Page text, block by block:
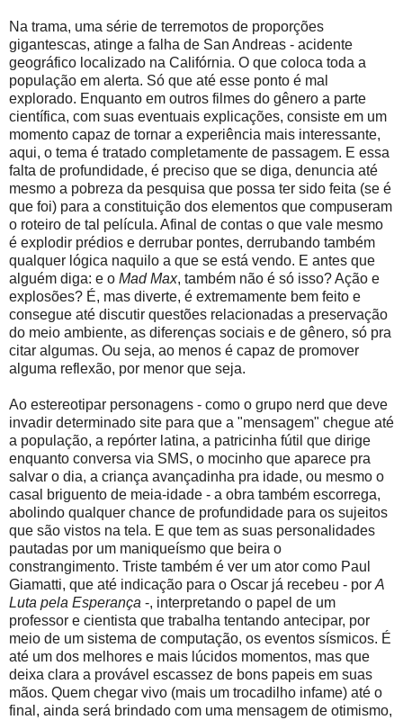
Na trama, uma série de terremotos de proporções
gigantescas, atinge a falha de San Andreas - acidente
geográfico localizado na Califórnia. O que coloca toda a
população em alerta. Só que até esse ponto é mal
explorado. Enquanto em outros filmes do gênero a parte
científica, com suas eventuais explicações, consiste em um
momento capaz de tornar a experiência mais interessante,
aqui, o tema é tratado completamente de passagem. E essa
falta de profundidade, é preciso que se diga, denuncia até
mesmo a pobreza da pesquisa que possa ter sido feita (se é
que foi) para a constituição dos elementos que compuseram
o roteiro de tal película. Afinal de contas o que vale mesmo
é explodir prédios e derrubar pontes, derrubando também
qualquer lógica naquilo a que se está vendo. E antes que
alguém diga: e o Mad Max, também não é só isso? Ação e
explosões? É, mas diverte, é extremamente bem feito e
consegue até discutir questões relacionadas a preservação
do meio ambiente, as diferenças sociais e de gênero, só pra
citar algumas. Ou seja, ao menos é capaz de promover
alguma reflexão, por menor que seja.
Ao estereotipar personagens - como o grupo nerd que deve
invadir determinado site para que a "mensagem" chegue até
a população, a repórter latina, a patricinha fútil que dirige
enquanto conversa via SMS, o mocinho que aparece pra
salvar o dia, a criança avançadinha pra idade, ou mesmo o
casal briguento de meia-idade - a obra também escorrega,
abolindo qualquer chance de profundidade para os sujeitos
que são vistos na tela. E que tem as suas personalidades
pautadas por um maniqueísmo que beira o
constrangimento. Triste também é ver um ator como Paul
Giamatti, que até indicação para o Oscar já recebeu - por A
Luta pela Esperança -, interpretando o papel de um
professor e cientista que trabalha tentando antecipar, por
meio de um sistema de computação, os eventos sísmicos. É
até um dos melhores e mais lúcidos momentos, mas que
deixa clara a provável escassez de bons papeis em suas
mãos. Quem chegar vivo (mais um trocadilho infame) até o
final, ainda será brindado com uma mensagem de otimismo,